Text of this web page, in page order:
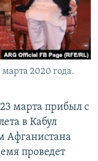
2020 года.
марта прибыл с
в Кабул
Афганистана
проведет